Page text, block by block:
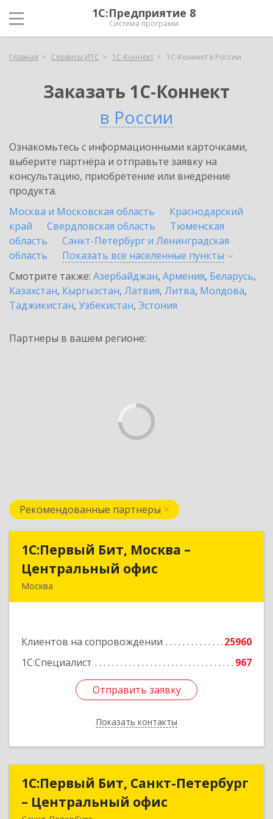
1С:Предприятие 8
Система программ
Главная Сервисы ИТС 1С-Коннект 1С-Коннект в России
Заказать 1С-Коннект
в России
Ознакомьтесь с информационными карточками,
выберите партнёра и отправьте заявку на
консультацию, приобретение или внедрение
продукта.
Москва и Московская область
Краснодарский
край
Свердловская область
Тюменская
область
Санкт-Петербург и Ленинградская
область
Показать все населенные пункты
Смотрите также: Азербайджан, Армения, Беларусь,
Казахстан, Кыргызстан, Латвия, Литва, Молдова,
Таджикистан, Узбекистан, Эстония
Партнеры в вашем регионе:
Рекомендованные партнеры
1С:Первый Бит, Москва –
Центральный офис
Москва
Клиентов на сопровождении
25960
1С:Специалист
967
Отправить заявку
Показать контакты
1С:Первый Бит, Москва –
Центральный офис
Отправить заявку
Назад
1С:Первый Бит, Санкт-Петербург
– Центральный офис
1С:Первый Бит, Санкт-Петербург
– Центральный офис